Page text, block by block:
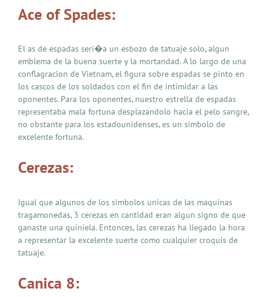
Ace of Spades:
El as de espadas seri�a un esbozo de tatuaje solo, algun
emblema de la buena suerte y la mortandad. A lo largo de una
conflagracion de Vietnam, el figura sobre espadas se pinto en
los cascos de los soldados con el fin de intimidar a las
oponentes. Para los oponentes, nuestro estrella de espadas
representaba mala fortuna desplazandolo hacia el pelo sangre,
no obstante para los estadounidenses, es un simbolo de
excelente fortuna.
Cerezas:
Igual que algunos de los simbolos unicas de las maquinas
tragamonedas, 3 cerezas en cantidad eran algun signo de que
ganaste una quiniela. Entonces, las cerezas ha llegado la hora
a representar la excelente suerte como cualquier croquis de
tatuaje.
Canica 8: